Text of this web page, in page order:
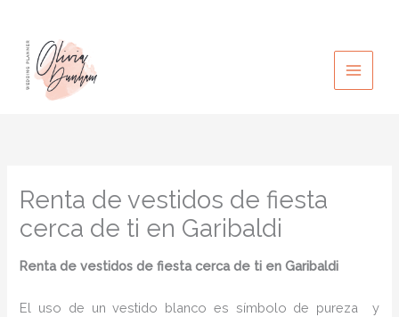
contenido
Renta de vestidos de fiesta
cerca de ti en Garibaldi
Renta de vestidos de fiesta cerca de ti en Garibaldi
El uso de un vestido blanco es símbolo de pureza y